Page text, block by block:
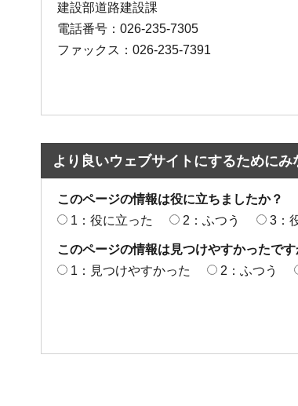
建設部道路建設課
電話番号：026-235-7305
ファックス：026-235-7391
より良いウェブサイトにするために
このページの情報は役に立ちましたか？
1：役に立った
2：ふつう 3：
このページの情報は見つけやすかったです
1：見つけやすかった
2：ふつう